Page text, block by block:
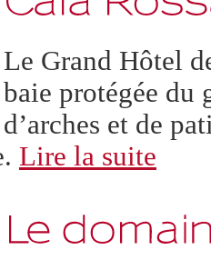
Le Grand Hôtel
baie protégée du
d’arches et de
Lire la suite